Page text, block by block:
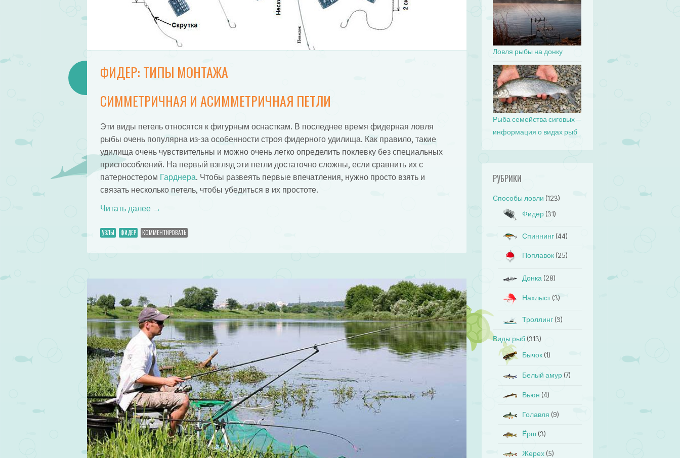
ФИДЕР: ТИПЫ МОНТАЖА
СИММЕТРИЧНАЯ И АСИММЕТРИЧНАЯ ПЕТЛИ
Эти виды петель относятся к фигурным оснасткам. В последнее время фидерная ловля
рыбы очень популярна из-за особенности строя фидерного удилища. Как правило, такие
удилища очень чувствительны и можно очень легко определить поклевку без специальных
приспособлений. На первый взгляд эти петли достаточно сложны, если сравнить их с
патерностером Гарднера. Чтобы развеять первые впечатления, нужно просто взять и
связать несколько петель, чтобы убедиться в их простоте.
Читать далее →
УЗЛЫ ФИДЕР КОММЕНТИРОВАТЬ
Ловля рыбы на донку
Рыба семейства сиговых —
информация о видах рыб
РУБРИКИ
Способы ловли (123)
Фидер (31)
Спиннинг (44)
Поплавок (25)
Донка (28)
Нахлыст(3)
Троллинг (3)
Виды рыб (313)
Бычок (1)
Белый амур (7)
Вьюн (4)
Голавля (9)
Ёрш (3)
Жерех (5)